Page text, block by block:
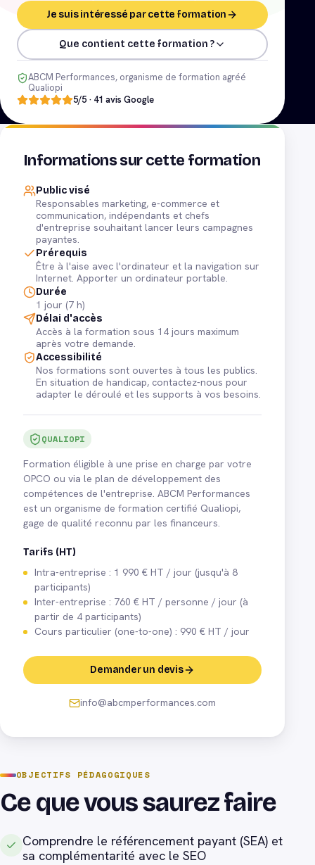
Je suis intéressé par cette formation
Que contient cette formation ?
ABCM Performances, organisme de formation agréé
Qualiopi
5/5 · 41 avis Google
OBJECTIFS PÉDAGOGIQUES
Ce que vous saurez faire
Comprendre le référencement payant (SEA) et
sa complémentarité avec le SEO
Informations sur cette formation
Public visé
Responsables marketing, e-commerce et
communication, indépendants et chefs
d'entreprise souhaitant lancer leurs campagnes
payantes.
Prérequis
Être à l'aise avec l'ordinateur et la navigation sur
Internet. Apporter un ordinateur portable.
Durée
1 jour (7 h)
Délai d'accès
Accès à la formation sous 14 jours maximum
après votre demande.
Accessibilité
Nos formations sont ouvertes à tous les publics.
En situation de handicap, contactez-nous pour
adapter le déroulé et les supports à vos besoins.
QUALIOPI
Formation éligible à une prise en charge par votre
OPCO ou via le plan de développement des
compétences de l'entreprise. ABCM Performances
est un organisme de formation certifié Qualiopi,
gage de qualité reconnu par les financeurs.
Tarifs (HT)
Intra-entreprise : 1 990 € HT / jour (jusqu'à 8
participants)
Inter-entreprise : 760 € HT / personne / jour (à
partir de 4 participants)
Cours particulier (one-to-one) : 990 € HT / jour
Demander un devis
info@abcmperformances.com